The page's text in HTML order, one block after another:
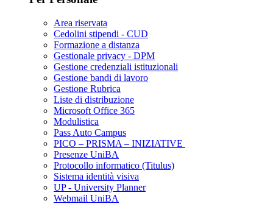
Area riservata
Cedolini stipendi - CUD
Formazione a distanza
Gestionale privacy - DPM
Gestione credenziali istituzionali
Gestione bandi di lavoro
Gestione Rubrica
Liste di distribuzione
Microsoft Office 365
Modulistica
Pass Auto Campus
PICO – PRISMA – INIZIATIVE
Presenze UniBA
Protocollo informatico (Titulus)
Sistema identità visiva
UP - University Planner
Webmail UniBA